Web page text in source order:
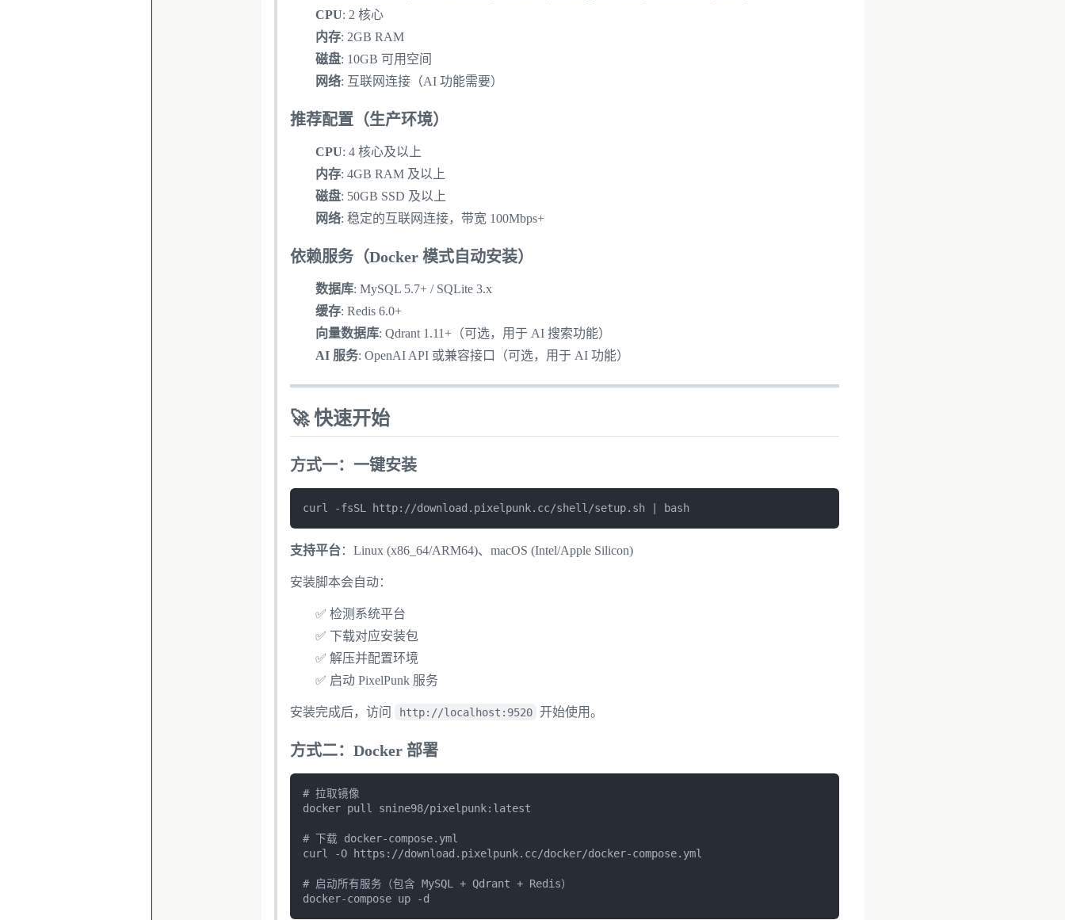
CPU: 2 核心
内存: 2GB RAM
磁盘: 10GB 可用空间
网络: 互联网连接（AI 功能需要）
推荐配置（生产环境）
CPU: 4 核心及以上
内存: 4GB RAM 及以上
磁盘: 50GB SSD 及以上
网络: 稳定的互联网连接，带宽 100Mbps+
依赖服务（Docker 模式自动安装）
数据库: MySQL 5.7+ / SQLite 3.x
缓存: Redis 6.0+
向量数据库: Qdrant 1.11+（可选，用于 AI 搜索功能）
AI 服务: OpenAI API 或兼容接口（可选，用于 AI 功能）
🚀 快速开始
方式一：一键安装
curl -fsSL http://download.pixelpunk.cc/shell/setup.sh | bash
支持平台：Linux (x86_64/ARM64)、macOS (Intel/Apple Silicon)
安装脚本会自动：
✅ 检测系统平台
✅ 下载对应安装包
✅ 解压并配置环境
✅ 启动 PixelPunk 服务
安装完成后，访问 http://localhost:9520 开始使用。
方式二：Docker 部署
# 拉取镜像
docker pull snine98/pixelpunk:latest
# 下载 docker-compose.yml
curl -O https://download.pixelpunk.cc/docker/docker-compose.yml
# 启动所有服务（包含 MySQL + Qdrant + Redis）
docker-compose up -d